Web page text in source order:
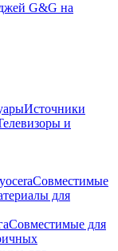
G&G на
Источники
и
Совместимые
для
Совместимые для